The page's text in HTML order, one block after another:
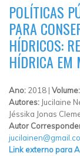
POLÍTICAS
PARA
HÍDRICOS:
HÍDRICA EM
Ano: 2018 | Volume:
Autores: Jucilaine
Jéssika Jonas
Autor
Link externo para